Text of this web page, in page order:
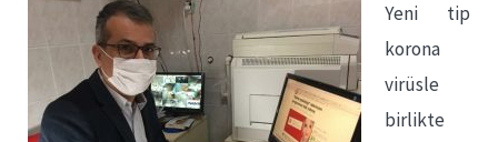
Yeni tip
korona
virüsle
birlikte